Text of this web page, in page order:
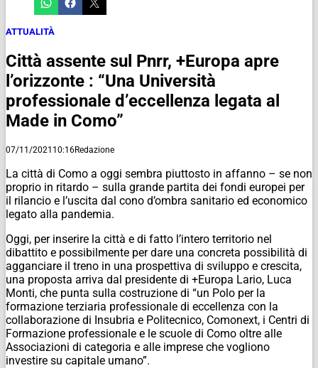
ATTUALITÀ
Città assente sul Pnrr, +Europa apre
l’orizzonte : “Una Università
professionale d’eccellenza legata al
Made in Como”
07/11/2021 10:16Redazione
La città di Como a oggi sembra piuttosto in affanno – se non
proprio in ritardo – sulla grande partita dei fondi europei per
il rilancio e l’uscita dal cono d’ombra sanitario ed economico
legato alla pandemia.
Oggi, per inserire la città e di fatto l’intero territorio nel
dibattito e possibilmente per dare una concreta possibilità di
agganciare il treno in una prospettiva di sviluppo e crescita,
una proposta arriva dal presidente di +Europa Lario, Luca
Monti, che punta sulla costruzione di “un Polo per la
formazione terziaria professionale di eccellenza con la
collaborazione di Insubria e Politecnico, Comonext, i Centri di
Formazione professionale e le scuole di Como oltre alle
Associazioni di categoria e alle imprese che vogliono
investire su capitale umano”.